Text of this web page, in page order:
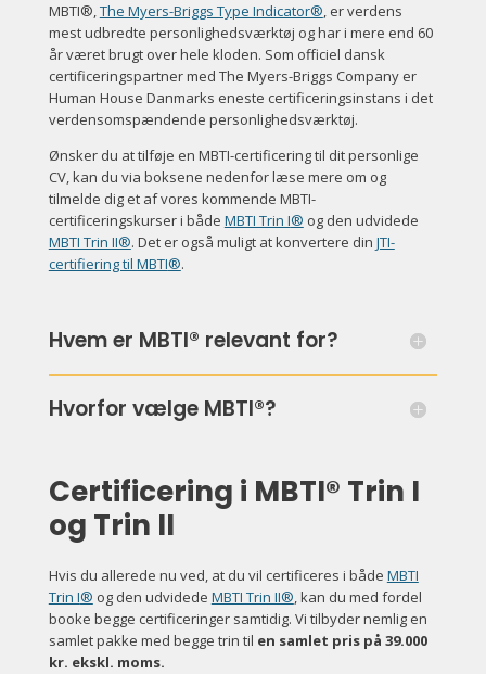
MBTI®,The Myers-Briggs Type Indicator®, er verdens
mest udbredte personlighedsværktøj og har i mere end 60
år været brugt over hele kloden. Som officiel dansk
certificeringspartner med The Myers-Briggs Company er
Human House Danmarks eneste certificeringsinstans i det
verdensomspændende personlighedsværktøj.
Ønsker du at tilføje en MBTI-certificering til dit personlige
CV, kan du via boksene nedenfor læse mere om og
tilmelde dig et af vores kommende MBTI-
certificeringskurser i både MBTI Trin I® og den udvidede
MBTI Trin II®. Det er også muligt at konvertere din JTI-
certifiering til MBTI®.
Hvem er MBTI® relevant for?
Hvorfor vælge MBTI®?
Certificering i MBTI® Trin I
og Trin II
Hvis du allerede nu ved, at du vil certificeres i både MBTI
Trin I® og den udvidede MBTI Trin II®, kan du med fordel
booke begge certificeringer samtidig. Vi tilbyder nemlig en
samlet pakke med begge trin til en samlet pris på 39.000
kr. ekskl. moms.